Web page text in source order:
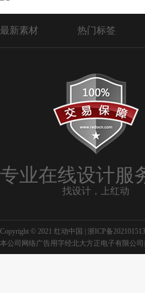
花纹花边框
艺术花纹边框
中国风边框花纹
圆形花纹边框
最新素材 热门标签
专业在线设计服
找设计，上红动
Copyright © 2021 红动中国 | 浙ICP备
本公司网络广告用字经北大方正电子有限公